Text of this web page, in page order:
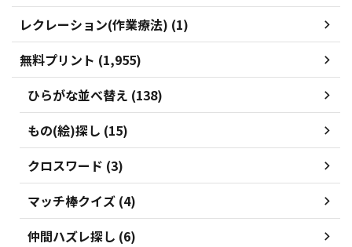
レクレーション(作業療法) (1)
無料プリント (1,955)
ひらがな並べ替え (138)
もの(絵)探し (15)
クロスワード (3)
マッチ棒クイズ (4)
仲間ハズレ探し (6)